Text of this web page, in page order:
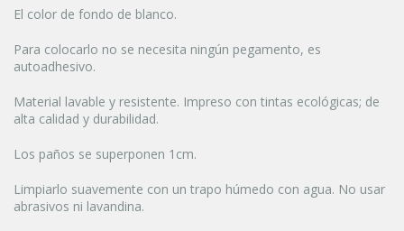
El color de fondo de blanco.
Para colocarlo no se necesita ningún pegamento, es
autoadhesivo.
Material lavable y resistente. Impreso con tintas ecológicas; de
alta calidad y durabilidad.
Los paños se superponen 1cm.
Limpiarlo suavemente con un trapo húmedo con agua. No usar
abrasivos ni lavandina.